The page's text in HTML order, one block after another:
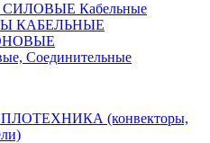
Кабельные
КАБЕЛЬНЫЕ
Соединительные
(конвекторы,